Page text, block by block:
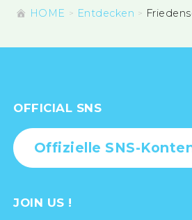
HOME Entdecken
OFFICIAL SNS
Offizielle SNS-
JOIN US !